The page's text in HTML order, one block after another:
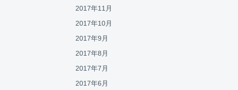
2017年11月
2017年10月
2017年9月
2017年8月
2017年7月
2017年6月